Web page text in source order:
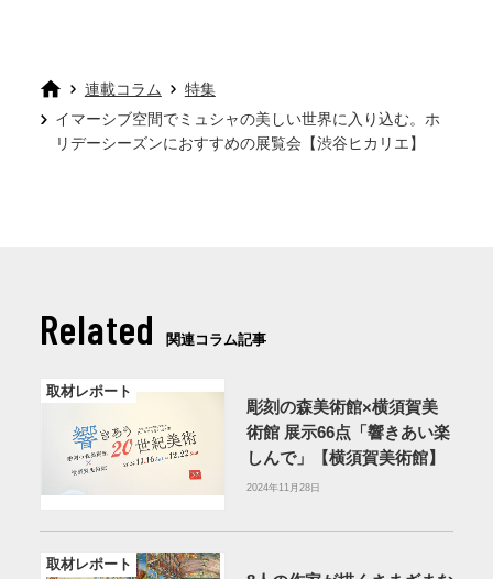
連載コラム
特集
イマーシブ空間でミュシャの美しい世界に入り込む。ホ
リデーシーズンにおすすめの展覧会【渋谷ヒカリエ】
Related 関連コラム記事
取材レポート
彫刻の森美術館×横須賀美
術館 展示66点「響きあい楽
しんで」【横須賀美術館】
2024年11月28日
取材レポート